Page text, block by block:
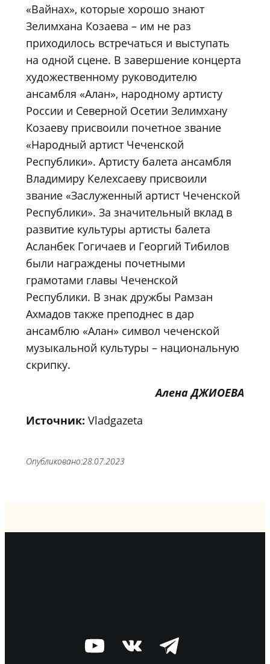
«Вайнах», которые хорошо знают
Зелимхана Козаева – им не раз
приходилось встречаться и выступать
на одной сцене. В завершение концерта
художественному руководителю
ансамбля «Алан», народному артисту
России и Северной Осетии Зелимхану
Козаеву присвоили почетное звание
«Народный артист Чеченской
Республики». Артисту балета ансамбля
Владимиру Келехсаеву присвоили
звание «Заслуженный артист Чеченской
Республики». За значительный вклад в
развитие культуры артисты балета
Асланбек Гогичаев и Георгий Тибилов
были награждены почетными
грамотами главы Чеченской
Республики. В знак дружбы Рамзан
Ахмадов также преподнес в дар
ансамблю «Алан» символ чеченской
музыкальной культуры – национальную
скрипку.
Алена ДЖИОЕВА
Источник: Vladgazeta
Опубликовано:28.07.2023